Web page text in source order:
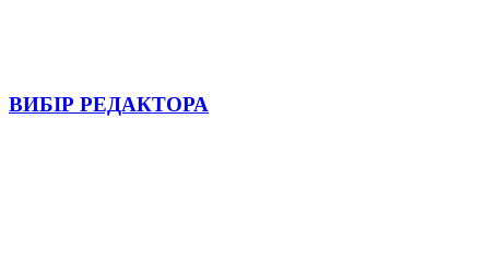
ВИБІР РЕДАКТОРА